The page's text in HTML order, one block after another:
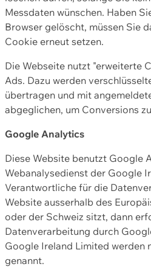
Messdaten wünschen. Haben
Browser gelöscht, müssen Sie
Cookie erneut setzen.
Die Webseite nutzt "erweiterte
Ads. Dazu werden
übertragen und mit
abgeglichen, um Conversions
Google Analytics
Diese Website benutzt Google
Webanalysedienst der Google
Verantwortliche für die
Website ausserhalb des
oder der Schweiz sitzt, dann
Datenverarbeitung durch
Google Ireland Limited werden
genannt.